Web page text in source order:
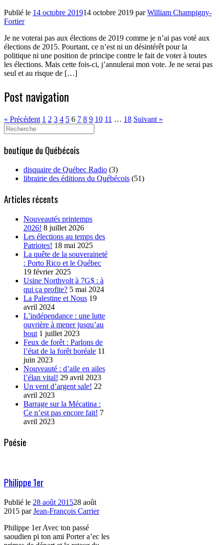
Publié le 14 octobre 201914 octobre 2019 parWilliam Champigny-
Fortier
Je ne voterai pas aux élections de 2019 comme je n’ai pas voté aux
élections de 2015. Pourtant, ce n’est ni un désintérêt pour la
politique ni une position de principe contre le fait de voter à toutes
les élections. Mais cette fois-ci, j’annulerai mon vote. Je ne serai pas
seul et au risque de […]
Post navigation
« Précédent 1 2 3 4 5 6 7 8 9 10 11 … 18 Suivant »
Search
for:
boutique du Québécois
disquaire de Québec Radio (3)
librairie des éditions du Québécois (51)
Articles récents
Nouveautés printemps
2026! 8 juillet 2026
Les élections au temps des
Patriotes! 18 mai 2025
La quête de la souveraineté
: Porto Rico et le Québec
19 février 2025
Usine Northvolt à 7G$ : à
qui ça profite? 5 mai 2024
La Palestine et Nous 19
avril 2024
L’indépendance : une lutte
ouvrière à mener jusqu’au
bout 1 juillet 2023
Feux de forêt : Parlons de
l’état de la forêt boréale 11
juin 2023
Nouveauté : d’aile en ailes
l’élan vital! 29 avril 2023
Un vent d’argent sale! 22
avril 2023
Barrage sur la Mécatina :
Ce n’est pas encore fait! 7
avril 2023
Poésie
Philippe 1er
Publié le 28 août 201528 août
2015 parJean-François Carrier
Philippe 1er Avec ton passé
saoudien pi ton ami Porter a’ec les